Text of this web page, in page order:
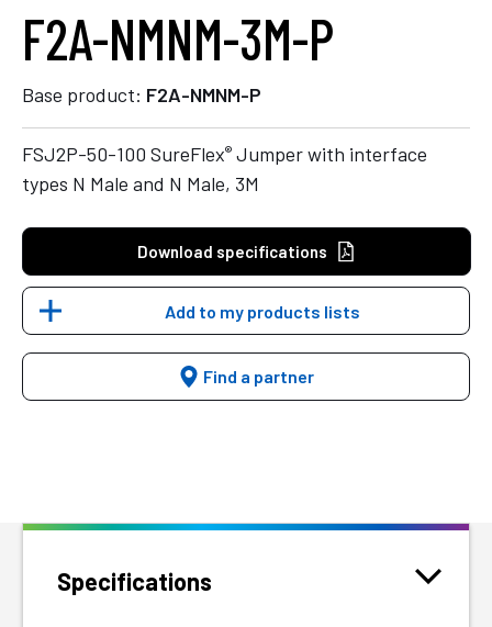
F2A-NMNM-3M-P
Base product: F2A-NMNM-P
FSJ2P-50-100 SureFlex® Jumper with interface
types N Male and N Male, 3M
Download specifications
Add to my products lists
Find a partner
Specifications